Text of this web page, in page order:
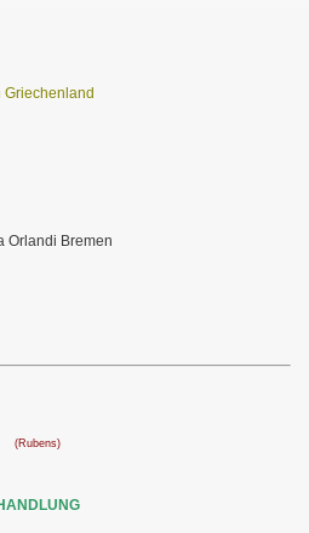
Griechenland
Orlandi Bremen
(Rubens)